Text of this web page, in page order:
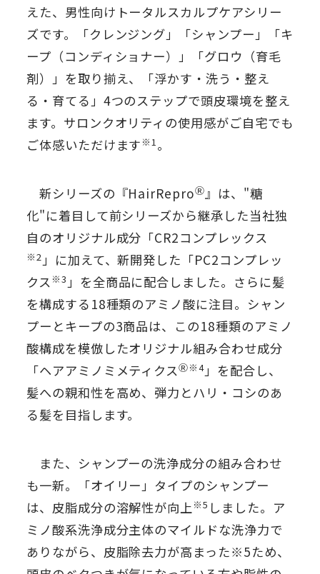
えた、男性向けトータルスカルプケアシリー
ズです。「クレンジング」「シャンプー」「キ
ープ（コンディショナー）」「グロウ（育毛
剤）」を取り揃え、「浮かす・洗う・整え
る・育てる」4つのステップで頭皮環境を整え
ます。サロンクオリティの使用感がご自宅でも
ご体感いただけます ※1。
新シリーズの『HairReproⓇ』は、"糖
化"に着目して前シリーズから継承した当社独
自のオリジナル成分「CR2コンプレックス
※2」に加えて、新開発した「PC2コンプレッ
クス ※3」を全商品に配合しました。さらに髪
を構成する18種類のアミノ酸に注目。シャン
プーとキープの3商品は、この18種類のアミノ
酸構成を模倣したオリジナル組み合わせ成分
「ヘアアミノミメティクスⓇ※4」を配合し、
髪への親和性を高め、弾力とハリ・コシのあ
る髪を目指します。
また、シャンプーの洗浄成分の組み合わせ
も一新。「オイリー」タイプのシャンプー
は、皮脂成分の溶解性が向上 ※5 しました。ア
ミノ酸系洗浄成分主体のマイルドな洗浄力で
ありながら、皮脂除去力が高まった※5ため、